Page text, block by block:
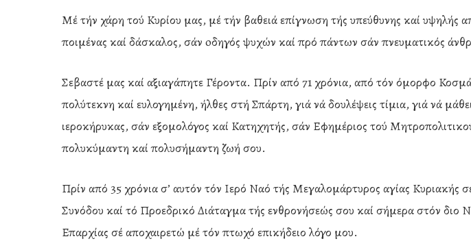
Μέ τήν χάρη τού Κυρίου μας, μέ τήν βαθειά επίγνωση τής υπεύθυνης καί
ποιμένας καί δάσκαλος, σάν oδηγός ψυχών καί πρό πάντων σάν πνευματικός
Σεβαστέ μας καί αξιαγάπητε Γέροντα. Πρίν από 71 χρόνια, από τόν όμορφο
πολύτεκνη καί ευλογημένη, ήλθες στή Σπάρτη, γιά νά δουλέψεις τίμια, γιά νά
ιεροκήρυκας, σάν εξομολόγος καί Κατηχητής, σάν Εφημέριος τού
πολυκύμαντη καί πολυσήμαντη ζωή σου.
Πρίν από 35 χρόνια σ’ αυτόν τόν Ιερό Ναό τής Μεγαλομάρτυρος αγίας Κυριακής
Συνόδου καί τό Προεδρικό Διάταγμα τής ενθρονήσεώς σου καί σήμερα στόν διο
Επαρχίας σέ αποχαιρετώ μέ τόν πτωχό επικήδειο λόγο μου.